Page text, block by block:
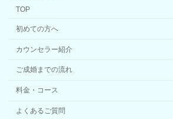
TOP
初めての方へ
カウンセラー紹介
ご成婚までの流れ
料金・コース
よくあるご質問